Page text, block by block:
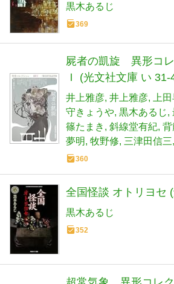
(MF文庫 ダ・ヴィンチ
黒木あるじ
369
屍者の凱旋 異形コレ
Ｉ (光文社文庫 い 31-
井上雅彦 井上雅彦 上田
守きょうや 黒木あるじ
篠たまき 斜線堂有紀 背
夢明
全国怪談 オトリヨセ (
黒木あるじ